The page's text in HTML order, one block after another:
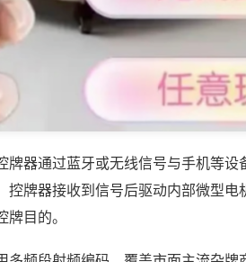
牌器通过蓝牙或无线信号与手机等设
控牌器接收到信号后驱动内部微型电
目的。